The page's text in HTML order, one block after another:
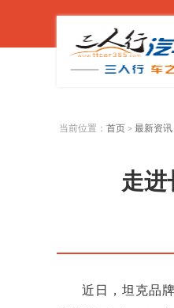
当前位置： 首页 > 最新资讯
走进
近日，坦克品